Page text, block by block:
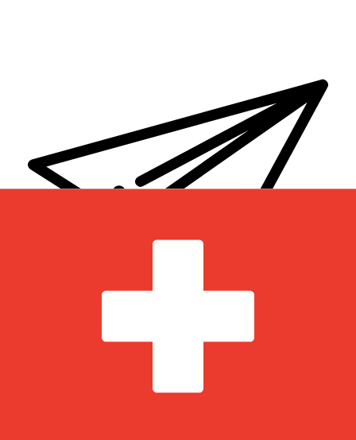
XE Internationaler Geldtransfer